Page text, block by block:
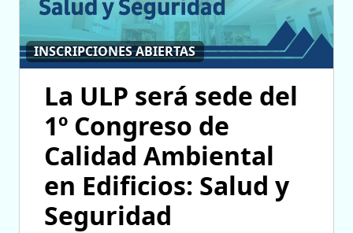
INSCRIPCIONES ABIERTAS
La ULP será sede del
1º Congreso de
Calidad Ambiental
en Edificios: Salud y
Seguridad